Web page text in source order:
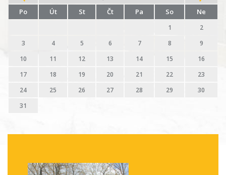
Po
Út St Čt Pa So Ne
1
2
3
4 5 6 7 8
9
10
11 12 13 14 15
16
17
18 19 20 21 22
23
24
25 26 27 28 29
30
31